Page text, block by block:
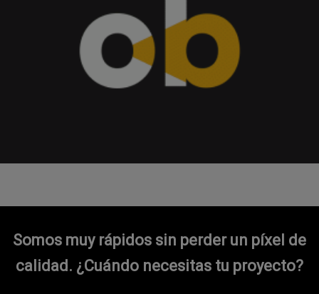
Somos muy rápidos sin perder un píxel de
calidad. ¿Cuándo necesitas tu proyecto?